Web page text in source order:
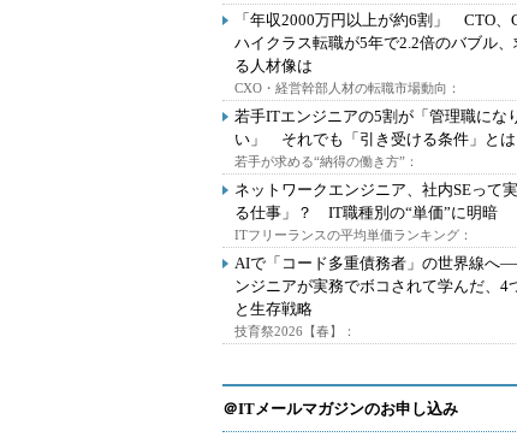
「年収2000万円以上が約6割」 CTO、
ハイクラス転職が5年で2.2倍のバブル
る人材像は
CXO・経営幹部人材の転職市場動向：
若手ITエンジニアの5割が「管理職にな
い」 それでも「引き受ける条件」とは
若手が求める“納得の働き方”：
ネットワークエンジニア、社内SEって
る仕事」？ IT職種別の“単価”に明暗
ITフリーランスの平均単価ランキング：
AIで「コード多重債務者」の世界線へ
ンジニアが実務でボコされて学んだ、4
と生存戦略
技育祭2026【春】：
＠ITメールマガジンのお申し込み